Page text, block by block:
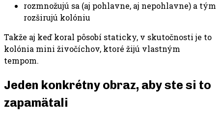
rozmnožujú sa (aj pohlavne, aj nepohlavne) a tým
rozširujú kolóniu
Takže aj keď koral pôsobí staticky, v skutočnosti je to
kolónia mini živočíchov, ktoré žijú vlastným
tempom.
Jeden konkrétny obraz, aby ste si to
zapamätali